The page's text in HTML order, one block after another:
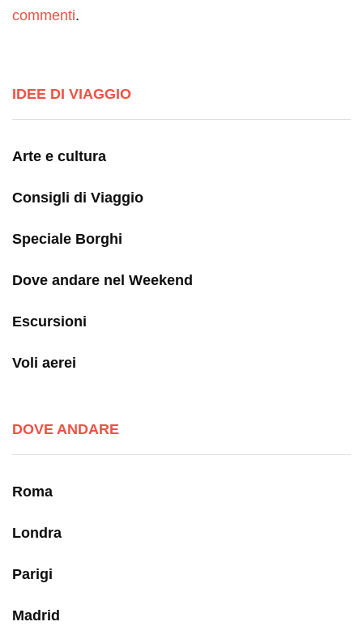
commenti.
IDEE DI VIAGGIO
Arte e cultura
Consigli di Viaggio
Speciale Borghi
Dove andare nel Weekend
Escursioni
Voli aerei
DOVE ANDARE
Roma
Londra
Parigi
Madrid